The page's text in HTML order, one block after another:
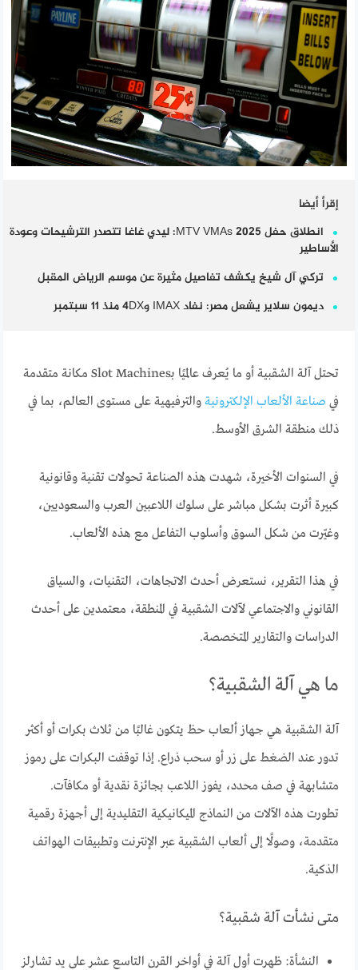
إقرأ أيضا
انطلاق حفل MTV VMAs 2025: ليدي غاغا تتصدر الترشيحات وعودة
الأساطير
تركي آل شيخ يكشف تفاصيل مثيرة عن موسم الرياض المقبل
ديمون سلاير يشعل مصر: نفاد IMAX و4DX منذ 11 سبتمبر
تحتل آلة الشقبية أو ما يُعرف عالميًا بـSlot Machines مكانة متقدمة
في صناعة الألعاب الإلكترونية والترفيهية على مستوى العالم، بما في
ذلك منطقة الشرق الأوسط.
في السنوات الأخيرة، شهدت هذه الصناعة تحولات تقنية وقانونية
كبيرة أثرت بشكل مباشر على سلوك اللاعبين العرب والسعوديين،
وغيّرت من شكل السوق وأسلوب التفاعل مع هذه الألعاب.
في هذا التقرير، نستعرض أحدث الاتجاهات، التقنيات، والسياق
القانوني والاجتماعي لآلات الشقبية في المنطقة، معتمدين على أحدث
الدراسات والتقارير المتخصصة.
ما هي آلة الشقبية؟
آلة الشقبية هي جهاز ألعاب حظ يتكون غالبًا من ثلاث بكرات أو أكثر
تدور عند الضغط على زر أو سحب ذراع. إذا توقفت البكرات على رموز
متشابهة في صف محدد، يفوز اللاعب بجائزة نقدية أو مكافآت.
تطورت هذه الآلات من النماذج الميكانيكية التقليدية إلى أجهزة رقمية
متقدمة، وصولًا إلى ألعاب الشقبية عبر الإنترنت وتطبيقات الهواتف
الذكية.
متى نشأت آلة شقبية؟
النشأة: ظهرت أول آلة في أواخر القرن التاسع عشر على يد تشارلز